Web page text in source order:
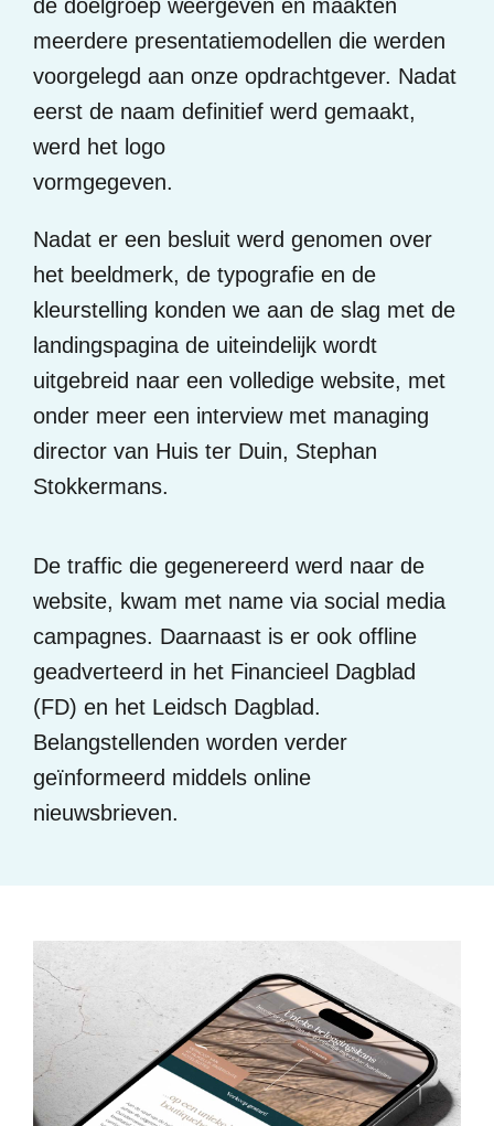
de doelgroep weergeven en maakten
meerdere presentatiemodellen die werden
voorgelegd aan onze opdrachtgever. Nadat
eerst de naam definitief werd gemaakt,
werd het logo
vormgegeven.
Nadat er een besluit werd genomen over
het beeldmerk, de typografie en de
kleurstelling konden we aan de slag met de
landingspagina de uiteindelijk wordt
uitgebreid naar een volledige website, met
onder meer een interview met managing
director van Huis ter Duin, Stephan
Stokkermans.
De traffic die gegenereerd werd naar de
website, kwam met name via social media
campagnes. Daarnaast is er ook offline
geadverteerd in het Financieel Dagblad
(FD) en het Leidsch Dagblad.
Belangstellenden worden verder
geïnformeerd middels online
nieuwsbrieven.